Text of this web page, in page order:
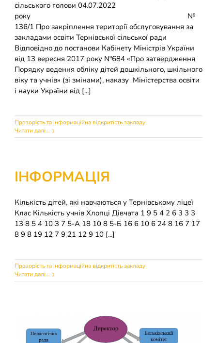
сільського голови 04.07.2022
року №
136/1 Про закріплення території обслуговування за
закладами освіти Тернівської сільської ради
Відповідно до постанови Кабінету Міністрів України
від 13 вересня 2017 року №684 «Про затвердження
Порядку ведення обліку дітей дошкільного, шкільного
віку та учнів» (зі змінами), наказу Міністерства освіти
і науки України від [...]
Прозорість та інформаційна відкритість закладу
Читати далі...
ІНФОРМАЦІЯ
Кількість дітей, які навчаються у Тернівському ліцеї
Клас Кількість учнів Хлопці Дівчата 1 9 5 4 2 6 3 3 3
13 8 5 4 10 3 7 5-А 18 10 8 5-Б 16 6 10 6 24 8 16 7 17
8 9 8 19 12 7 9 21 12 9 10 [...]
Прозорість та інформаційна відкритість закладу
Читати далі...